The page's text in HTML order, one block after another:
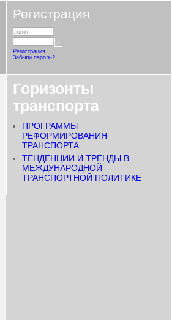
Регистрация
Регистрация
Забыли пароль?
Горизонты
транспорта
ПРОГРАММЫ
РЕФОРМИРОВАНИЯ
ТРАНСПОРТА
ТЕНДЕНЦИИ И ТРЕНДЫ В
МЕЖДУНАРОДНОЙ
ТРАНСПОРТНОЙ ПОЛИТИКЕ